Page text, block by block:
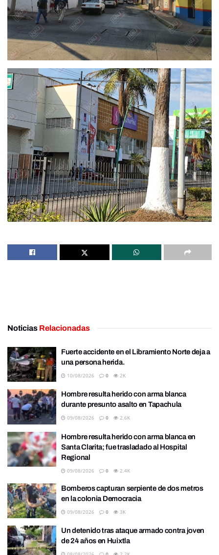
Noticias Relacionadas
Fuerte accidente en el Libramiento Norte deja a
una persona herida.
10/08/2026 0 2K
Hombre resulta herido con arma blanca
durante presunto asalto en Tapachula
09/08/2026 0 2.6K
Hombre resulta herido con arma blanca en
Santa Clarita; fue trasladado al Hospital
Regional
09/08/2026 0 2.4K
Bomberos capturan serpiente de dos metros
en la colonia Democracia
09/08/2026 0 3K
Un detenido tras ataque armado contra joven
de 24 años en Huixtla